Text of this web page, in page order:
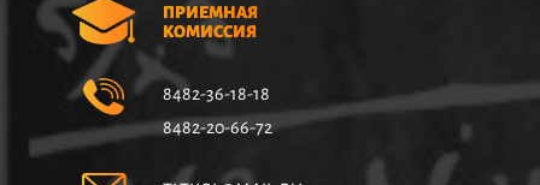
ПРИЕМНАЯ
КОМИССИЯ
8482-36-18-18
8482-20-66-72